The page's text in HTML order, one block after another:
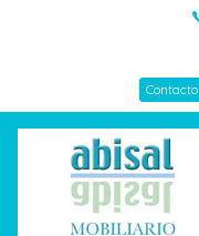
Contacto